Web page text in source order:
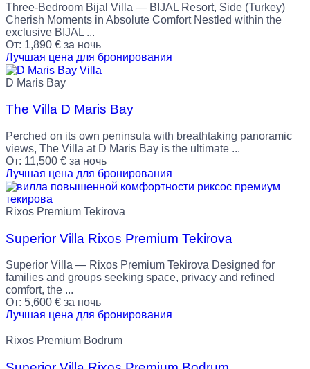
Three-Bedroom Bijal Villa — BIJAL Resort, Side (Turkey)
Cherish Moments in Absolute Comfort Nestled within the
exclusive BIJAL ...
От: 1,890 € за ночь
Лучшая цена для бронирования
D Maris Bay
The Villa D Maris Bay
Perched on its own peninsula with breathtaking panoramic
views, The Villa at D Maris Bay is the ultimate ...
От: 11,500 € за ночь
Лучшая цена для бронирования
Rixos Premium Tekirova
Superior Villa Rixos Premium Tekirova
Superior Villa — Rixos Premium Tekirova Designed for
families and groups seeking space, privacy and refined
comfort, the ...
От: 5,600 € за ночь
Лучшая цена для бронирования
Rixos Premium Bodrum